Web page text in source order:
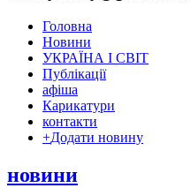
Головна
Новини
УКРАЇНА І СВІТ
Публікації
афіша
Карикатури
контакти
+Додати новину
новини